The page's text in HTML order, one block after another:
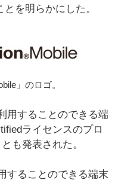
を明らかにした。
」のロゴ。
用することのできる端
ライセンスのプロ
も発表された。
することのできる端末